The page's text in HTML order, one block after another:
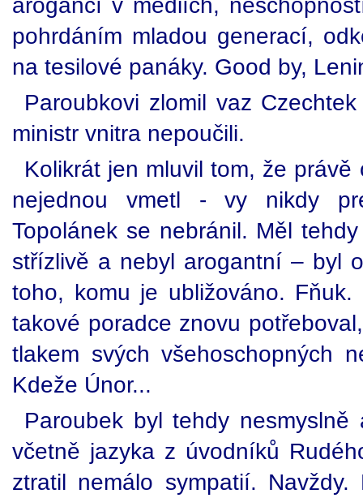
pohrdáním mladou generací,
na tesilové panáky. Good by,
Paroubkovi zlomil vaz
ministr vnitra nepoučili.
Kolikrát jen mluvil tom, že
nejednou vmetl - vy nikdy
Topolánek se nebránil. Měl
střízlivě a nebyl arogantní – byl
toho, komu je ubližováno.
takové poradce znovu
tlakem svých všehoschopných
Kdeže Únor...
Paroubek byl tehdy
včetně jazyka z úvodníků
ztratil nemálo sympatií.